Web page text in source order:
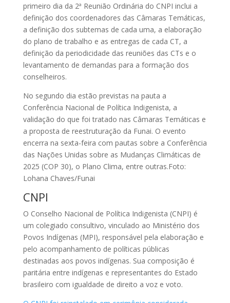
primeiro dia da 2ª Reunião Ordinária do CNPI inclui a
definição dos coordenadores das Câmaras Temáticas,
a definição dos subtemas de cada uma, a elaboração
do plano de trabalho e as entregas de cada CT, a
definição da periodicidade das reuniões das CTs e o
levantamento de demandas para a formação dos
conselheiros.
No segundo dia estão previstas na pauta a
Conferência Nacional de Política Indigenista, a
validação do que foi tratado nas Câmaras Temáticas e
a proposta de reestruturação da Funai. O evento
encerra na sexta-feira com pautas sobre a Conferência
das Nações Unidas sobre as Mudanças Climáticas de
2025 (COP 30), o Plano Clima, entre outras.Foto:
Lohana Chaves/Funai
CNPI
O Conselho Nacional de Política Indigenista (CNPI) é
um colegiado consultivo, vinculado ao Ministério dos
Povos Indígenas (MPI), responsável pela elaboração e
pelo acompanhamento de políticas públicas
destinadas aos povos indígenas. Sua composição é
paritária entre indígenas e representantes do Estado
brasileiro com igualdade de direito a voz e voto.